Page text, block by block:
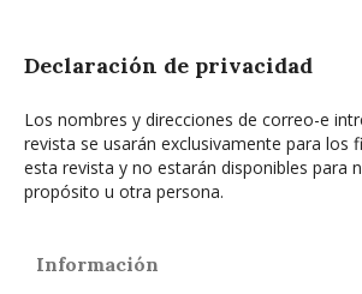
Declaración de privacidad
Los nombres y direcciones de correo-e
revista se usarán exclusivamente para los
esta revista y no estarán disponibles para
propósito u otra persona.
Información